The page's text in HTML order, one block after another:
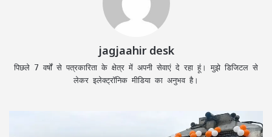
jagjaahir desk
पिछले 7 वर्षों से पत्रकारिता के क्षेत्र में अपनी सेवाएं दे रहा हूं। मुझे डिजिटल से
लेकर इलेक्ट्रॉनिक मीडिया का अनुभव है।